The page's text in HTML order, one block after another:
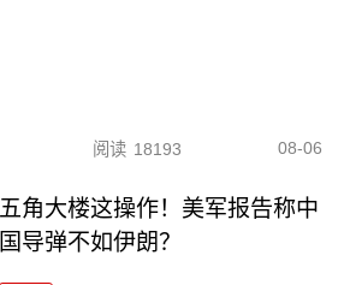
阅读 18193 08-06
五角大楼这操作！美军报告称中
国导弹不如伊朗？